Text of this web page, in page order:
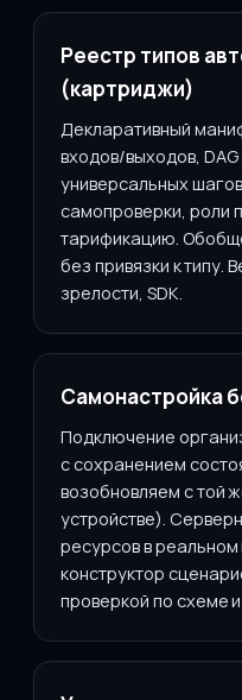
Реестр типов
(картриджи)
Декларативный
входов/выходов,
универсальных
самопроверки, роли
тарификацию.
без привязки к типу.
зрелости, SDK.
Самонастройка
Подключение
с сохранением
возобновляем с той
устройстве).
ресурсов в
конструктор
проверкой по схеме